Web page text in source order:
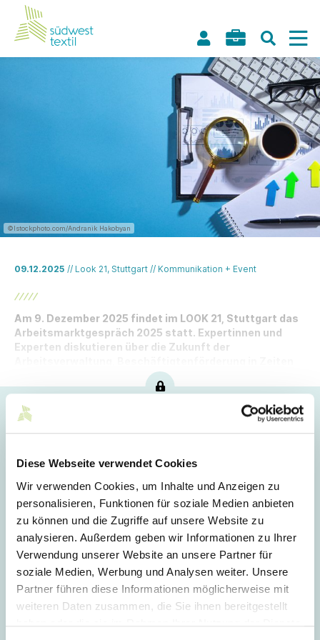
Diese Webseite verwendet Cookies
Wir verwenden Cookies, um Inhalte und Anzeigen zu
personalisieren, Funktionen für soziale Medien anbieten
zu können und die Zugriffe auf unsere Website zu
analysieren. Außerdem geben wir Informationen zu Ihrer
Verwendung unserer Website an unsere Partner für
soziale Medien, Werbung und Analysen weiter. Unsere
Partner führen diese Informationen möglicherweise mit
weiteren Daten zusammen, die Sie ihnen bereitgestellt
©Istockphoto.com/Andranik Hakobyan
09.12.2025 // Look 21, Stuttgart // Kommunikation + Event
Am 9. Dezember 2025 findet im LOOK 21, Stuttgart das
Arbeitsmarktgespräch 2025 statt. Expertinnen und
Experten diskutieren über die Zukunft der
des Wandels sowie die Bürgergeldreform.
Login
E-Mail
Passwort